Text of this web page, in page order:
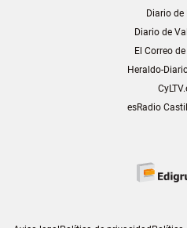
Diario de
Diario de
El Correo
Heraldo-
esRadio